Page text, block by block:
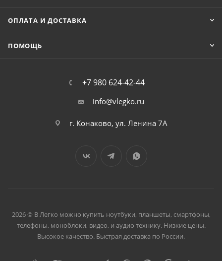
ОПЛАТА И ДОСТАВКА
ПОМОЩЬ
+7 980 624-42-44
info@vlegko.ru
г. Конаково, ул. Ленина 7А
2026 © В Легко можно купить ноутбуки, планшеты, смартфоны,
телефоны, моноблоки, видео, и аудио технику. Низкие цены.
Высокое качество. Быстрая доставка по России.